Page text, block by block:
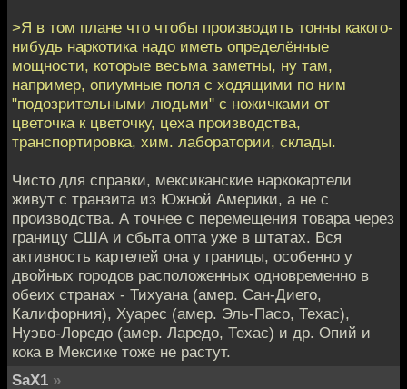
>Я в том плане что чтобы производить тонны какого-
нибудь наркотика надо иметь определённые
мощности, которые весьма заметны, ну там,
например, опиумные поля с ходящими по ним
"подозрительными людьми" с ножичками от
цветочка к цветочку, цеха производства,
транспортировка, хим. лаборатории, склады.
Чисто для справки, мексиканские наркокартели
живут с транзита из Южной Америки, а не с
производства. А точнее с перемещения товара через
границу США и сбыта опта уже в штатах. Вся
активность картелей она у границы, особенно у
двойных городов расположенных одновременно в
обеих странах - Тихуана (амер. Сан-Диего,
Калифорния), Хуарес (амер. Эль-Пасо, Техас),
Нуэво-Лоредо (амер. Ларедо, Техас) и др. Опий и
кока в Мексике тоже не растут.
SaX1 »